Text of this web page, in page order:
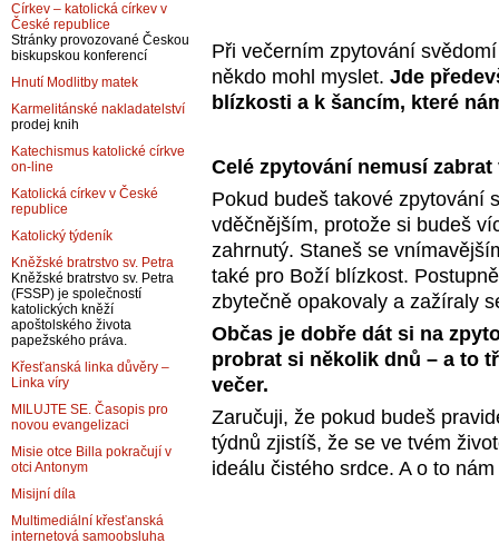
Při večerním zpytování
někdo mohl myslet. Jde
blízkosti a k šancím, které
Celé zpytování nemusí
Pokud budeš takové zpytování
vděčnějším, protože si budeš
zahrnutý. Staneš se
také pro Boží blízkost.
zbytečně opakovaly a zažíraly
Občas je dobře dát si na
probrat si několik dnů – a to
večer.
Zaručuji, že pokud budeš
týdnů zjistíš, že se ve tvém
ideálu čistého srdce. A o to
Církev – katolická církev v
České republice
Stránky provozované Českou
biskupskou konferencí
Hnutí Modlitby matek
Karmelitánské nakladatelství
prodej knih
Katechismus katolické církve
on-line
Katolická církev v České
republice
Katolický týdeník
Kněžské bratrstvo sv. Petra
Kněžské bratrstvo sv. Petra
(FSSP) je společností
katolických kněží
apoštolského života
papežského práva.
Křesťanská linka důvěry –
Linka víry
MILUJTE SE. Časopis pro
novou evangelizaci
Misie otce Billa pokračují v
otci Antonym
Misijní díla
Multimediální křesťanská
internetová samoobsluha